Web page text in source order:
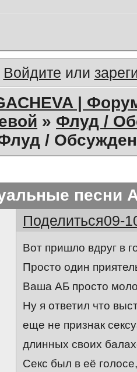
Войдите или
|
» Флуд /
/
песни
Поделиться09-
Вот пришло вдруг в
Просто один
Ваша АБ просто
Ну я ответил что
еще не признак
длинных своих
Секс был в её